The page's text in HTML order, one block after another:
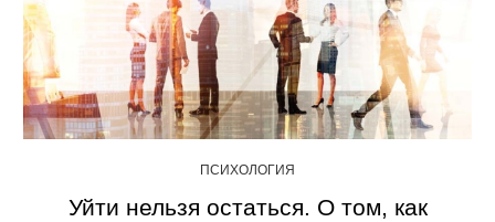
ПСИХОЛОГИЯ
Уйти нельзя остаться. О том, как